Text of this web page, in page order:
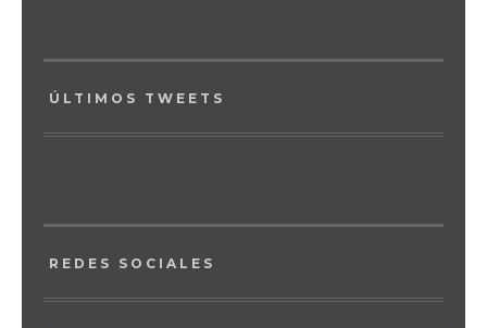
ÚLTIMOS TWEETS
REDES SOCIALES